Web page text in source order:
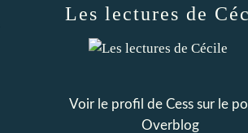
Les lectures de
Voir le profil de Cess sur le
Overblog